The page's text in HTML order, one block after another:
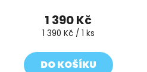
1 390 Kč
Měrná
1 390 Kč / 1 ks
DO KOŠÍKU